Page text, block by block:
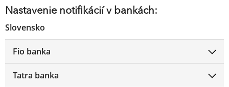
Nastavenie notifikácií v bankách:
Slovensko
Fio banka
Tatra banka